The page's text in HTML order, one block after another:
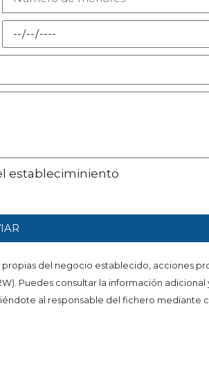
estableciminiento
del negocio establecido, acciones
Puedes consultar la información
al responsable del fichero